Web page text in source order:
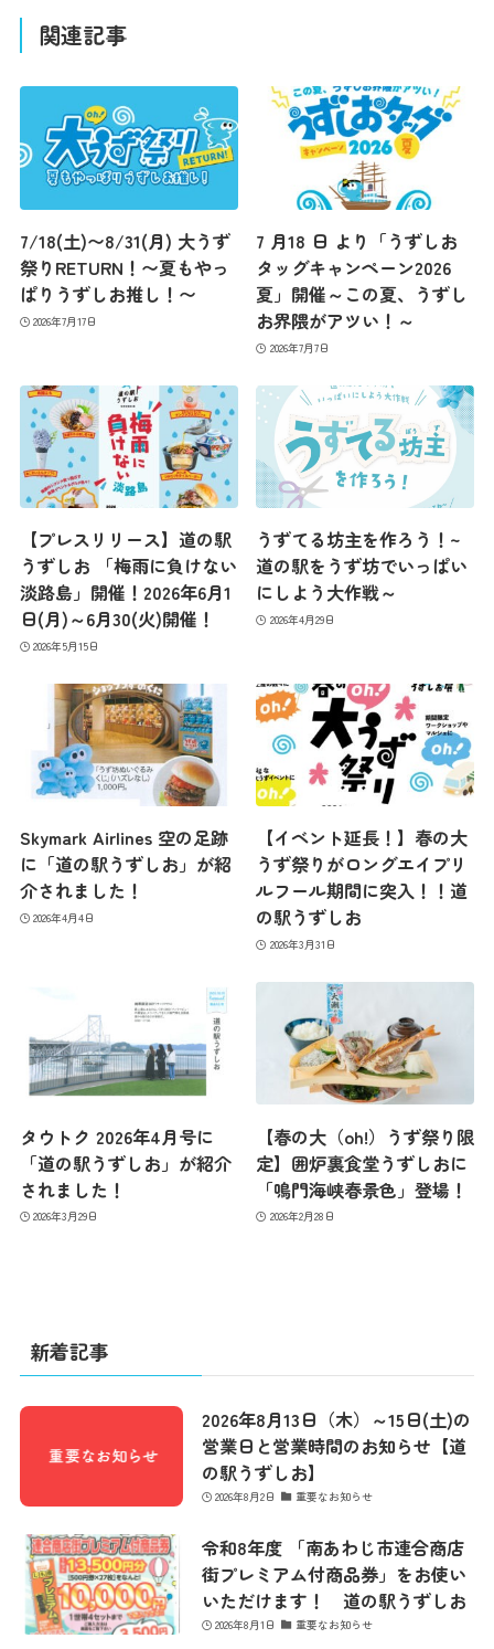
コンセプト
コンテンツ
アクセス
館内のご案内
営業カレンダー
お問い合わせ
関連記事
7/18(土)〜8/31(月) 大うず
祭りRETURN！〜夏もやっ
ぱりうずしお推し！〜
2026年7月17日
7 月18 日 より「うずしお
タッグキャンペーン2026
夏」開催～この夏、うずし
お界隈がアツい！～
2026年7月7日
【プレスリリース】道の駅
うずしお 「梅雨に負けない
淡路島」開催！2026年6月1
日(月)～6月30(火)開催！
2026年5月15日
うずてる坊主を作ろう！~
道の駅をうず坊でいっぱい
にしよう大作戦～
2026年4月29日
Skymark Airlines 空の足跡
に「道の駅うずしお」が紹
介されました！
2026年4月4日
【イベント延長！】春の大
うず祭りがロングエイプリ
ルフール期間に突入！！道
の駅うずしお
2026年3月31日
タウトク 2026年4月号に
「道の駅うずしお」が紹介
されました！
2026年3月29日
【春の大（oh!）うず祭り限
定】囲炉裏食堂うずしおに
「鳴門海峡春景色」登場！
2026年2月28日
新着記事
2026年8月13日（木）～15日(土)の
営業日と営業時間のお知らせ【道
の駅うずしお】
2026年8月2日 重要なお知らせ
令和8年度 「南あわじ市連合商店
街プレミアム付商品券」をお使い
いただけます！ 道の駅うずしお
2026年8月1日 重要なお知らせ